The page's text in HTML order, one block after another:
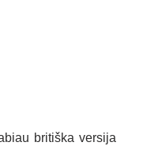
britiška versija